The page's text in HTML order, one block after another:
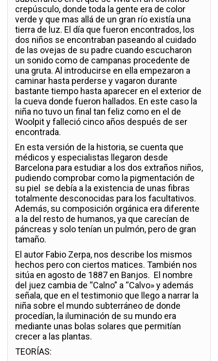
crepúsculo, donde toda la gente era de color
verde y que mas allá de un gran río existía una
tierra de luz. El día que fueron encontrados, los
dos niños se encontraban paseando al cuidado
de las ovejas de su padre cuando escucharon
un sonido como de campanas procedente de
una gruta. Al introducirse en ella empezaron a
caminar hasta perderse y vagaron durante
bastante tiempo hasta aparecer en el exterior de
la cueva donde fueron hallados. En este caso la
niña no tuvo un final tan feliz como en el de
Woolpit y falleció cinco años después de ser
encontrada.
En esta versión de la historia, se cuenta que
médicos y especialistas llegaron desde
Barcelona para estudiar a los dos extraños niños,
pudiendo comprobar como la pigmentación de
su piel se debía a la existencia de unas fibras
totalmente desconocidas para los facultativos.
Además, su composición orgánica era diferente
a la del resto de humanos, ya que carecían de
páncreas y solo tenían un pulmón, pero de gran
tamaño.
El autor Fabio Zerpa, nos describe los mismos
hechos pero con ciertos matices. También nos
sitúa en agosto de 1887 en Banjos. El nombre
del juez cambia de “Calno” a “Calvo» y además
señala, que en el testimonio que llego a narrar la
niña sobre el mundo subterráneo de donde
procedían, la iluminación de su mundo era
mediante unas bolas solares que permitían
crecer a las plantas.
TEORÍAS: